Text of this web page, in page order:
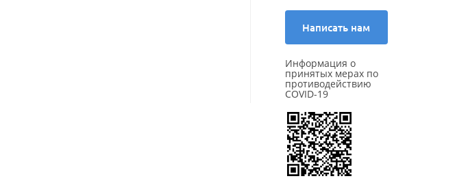
Nokian Tyres (Ikon)
Написать нам
Информация о
принятых мерах по
противодействию
COVID-19